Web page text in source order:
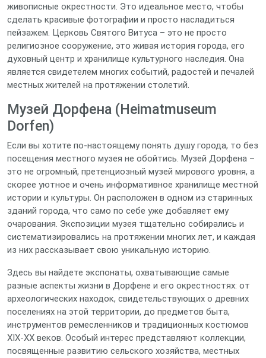
живописные окрестности. Это идеальное место, чтобы
сделать красивые фотографии и просто насладиться
пейзажем. Церковь Святого Витуса – это не просто
религиозное сооружение, это живая история города, его
духовный центр и хранилище культурного наследия. Она
является свидетелем многих событий, радостей и печалей
местных жителей на протяжении столетий.
Музей Дорфена (Heimatmuseum
Dorfen)
Если вы хотите по-настоящему понять душу города, то без
посещения местного музея не обойтись. Музей Дорфена –
это не огромный, претенциозный музей мирового уровня, а
скорее уютное и очень информативное хранилище местной
истории и культуры. Он расположен в одном из старинных
зданий города, что само по себе уже добавляет ему
очарования. Экспозиции музея тщательно собирались и
систематизировались на протяжении многих лет, и каждая
из них рассказывает свою уникальную историю.
Здесь вы найдете экспонаты, охватывающие самые
разные аспекты жизни в Дорфене и его окрестностях: от
археологических находок, свидетельствующих о древних
поселениях на этой территории, до предметов быта,
инструментов ремесленников и традиционных костюмов
XIX-XX веков. Особый интерес представляют коллекции,
посвященные развитию сельского хозяйства, местных